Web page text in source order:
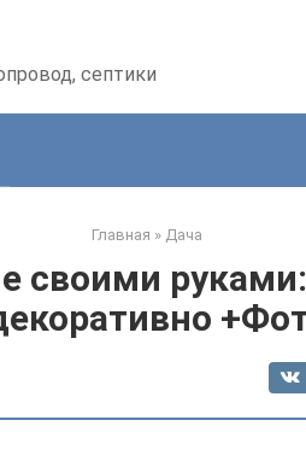
септики
Главная » Дача
своими